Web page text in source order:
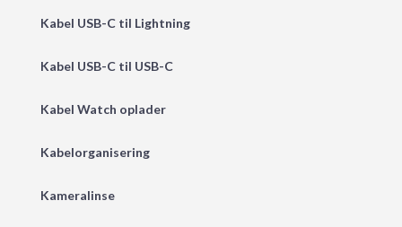
Kabel USB-C til Lightning
Kabel USB-C til USB-C
Kabel Watch oplader
Kabelorganisering
Kameralinse